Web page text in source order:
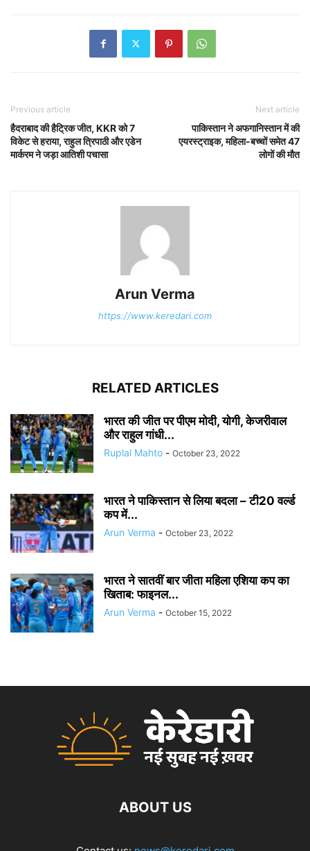
Previous article
हैदराबाद की हैट्रिक जीत, KKR को 7
विकेट से हराया, राहुल त्रिपाठी और एडेन
मार्करम ने जड़ा आतिशी पचासा
Next article
पाकिस्तान ने अफगानिस्तान में की
एयरस्ट्राइक, महिला-बच्चों समेत 47
लोगों की मौत
Arun Verma
https://www.keredari.com
RELATED ARTICLES
भारत की जीत पर पीएम मोदी, योगी, केजरीवाल
और राहुल गांधी...
Ruplal Mahto - October 23, 2022
भारत ने पाकिस्तान से लिया बदला – टी20 वर्ल्ड
कप में...
Arun Verma - October 23, 2022
भारत ने सातवीं बार जीता महिला एशिया कप का
खिताब: फाइनल...
Arun Verma - October 15, 2022
ABOUT US